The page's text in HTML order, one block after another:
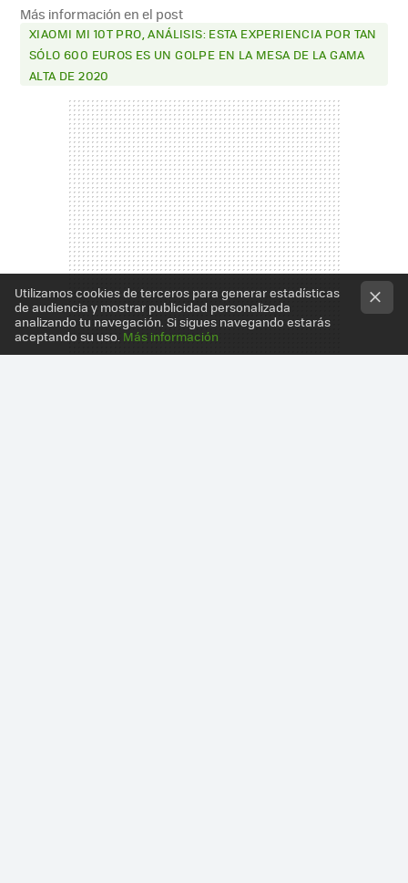
Más información en el post
XIAOMI MI 10T PRO, ANÁLISIS: ESTA EXPERIENCIA POR TAN
SÓLO 600 EUROS ES UN GOLPE EN LA MESA DE LA GAMA
ALTA DE 2020
Utilizamos cookies de terceros para generar estadísticas
de audiencia y mostrar publicidad personalizada
analizando tu navegación. Si sigues navegando estarás
aceptando su uso. Más información